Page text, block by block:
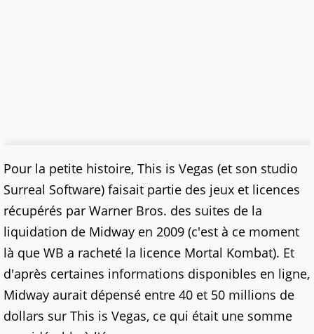
Pour la petite histoire, This is Vegas (et son studio
Surreal Software) faisait partie des jeux et licences
récupérés par Warner Bros. des suites de la
liquidation de Midway en 2009 (c'est à ce moment
là que WB a racheté la licence Mortal Kombat). Et
d'après certaines informations disponibles en ligne,
Midway aurait dépensé entre 40 et 50 millions de
dollars sur This is Vegas, ce qui était une somme